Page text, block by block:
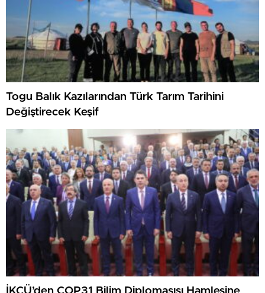
Togu Balık Kazılarından Türk Tarım Tarihini
Değiştirecek Keşif